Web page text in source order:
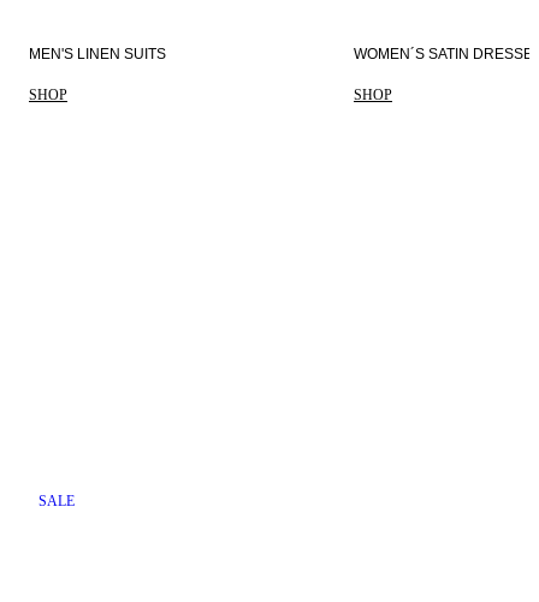
MEN'S LINEN SUITS
SHOP
WOMEN´S SATIN
SHOP
SALE